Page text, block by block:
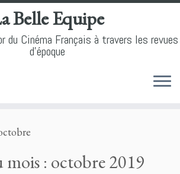
Belle Equipe
du Cinéma Français à travers les revues
d'époque
mois : octobre 2019